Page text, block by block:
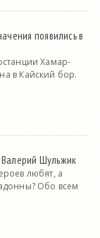
появились в
Хамар-
в Кайский бор.
Валерий Шульжик
любят, а
Обо всем